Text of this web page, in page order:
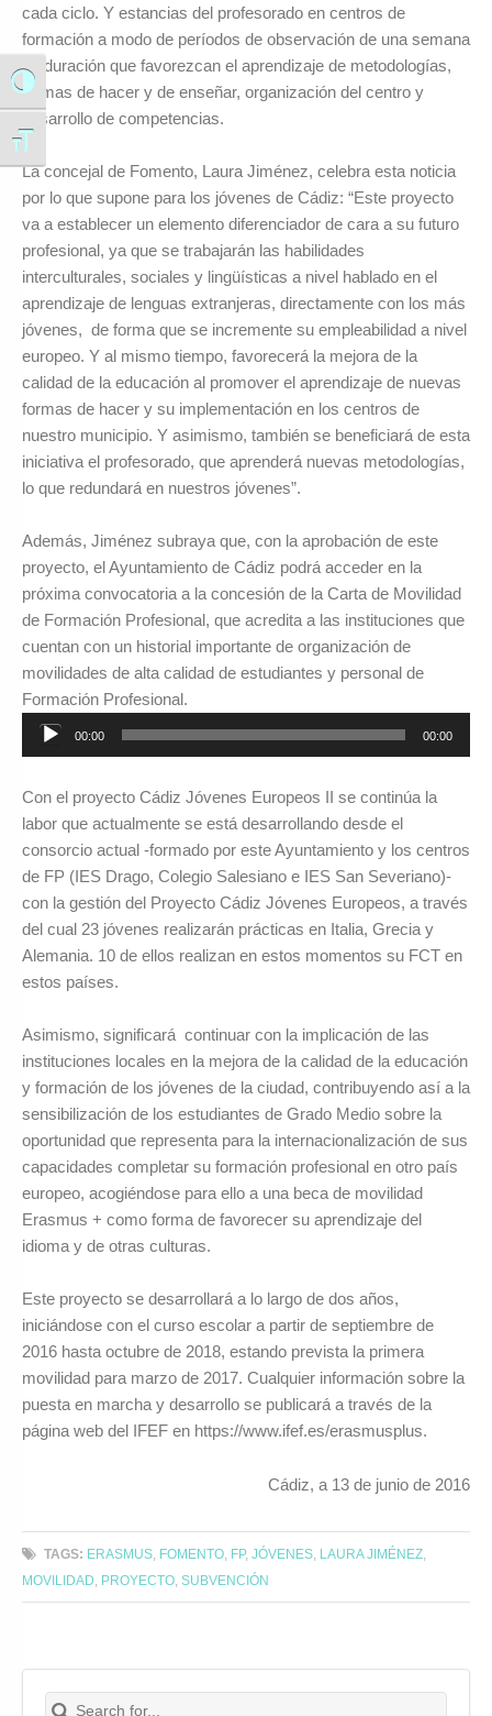
Alternar alto contraste
Alternar tamaño de letra
cada ciclo. Y estancias del profesorado en centros de
formación a modo de períodos de observación de una semana
de duración que favorezcan el aprendizaje de metodologías,
formas de hacer y de enseñar, organización del centro y
desarrollo de competencias.
La concejal de Fomento, Laura Jiménez, celebra esta noticia
por lo que supone para los jóvenes de Cádiz: “Este proyecto
va a establecer un elemento diferenciador de cara a su futuro
profesional, ya que se trabajarán las habilidades
interculturales, sociales y lingüísticas a nivel hablado en el
aprendizaje de lenguas extranjeras, directamente con los más
jóvenes, de forma que se incremente su empleabilidad a nivel
europeo. Y al mismo tiempo, favorecerá la mejora de la
calidad de la educación al promover el aprendizaje de nuevas
formas de hacer y su implementación en los centros de
nuestro municipio. Y asimismo, también se beneficiará de esta
iniciativa el profesorado, que aprenderá nuevas metodologías,
lo que redundará en nuestros jóvenes”.
Además, Jiménez subraya que, con la aprobación de este
proyecto, el Ayuntamiento de Cádiz podrá acceder en la
próxima convocatoria a la concesión de la Carta de Movilidad
de Formación Profesional, que acredita a las instituciones que
cuentan con un historial importante de organización de
movilidades de alta calidad de estudiantes y personal de
Formación Profesional.
Reproductor
00:00 00:00
Con el proyecto Cádiz Jóvenes Europeos II se continúa la
labor que actualmente se está desarrollando desde el
consorcio actual -formado por este Ayuntamiento y los centros
de FP (IES Drago, Colegio Salesiano e IES San Severiano)-
con la gestión del Proyecto Cádiz Jóvenes Europeos, a través
del cual 23 jóvenes realizarán prácticas en Italia, Grecia y
Alemania. 10 de ellos realizan en estos momentos su FCT en
estos países.
Asimismo, significará continuar con la implicación de las
instituciones locales en la mejora de la calidad de la educación
y formación de los jóvenes de la ciudad, contribuyendo así a la
sensibilización de los estudiantes de Grado Medio sobre la
oportunidad que representa para la internacionalización de sus
capacidades completar su formación profesional en otro país
europeo, acogiéndose para ello a una beca de movilidad
Erasmus + como forma de favorecer su aprendizaje del
idioma y de otras culturas.
Este proyecto se desarrollará a lo largo de dos años,
iniciándose con el curso escolar a partir de septiembre de
2016 hasta octubre de 2018, estando prevista la primera
movilidad para marzo de 2017. Cualquier información sobre la
puesta en marcha y desarrollo se publicará a través de la
página web del IFEF en https://www.ifef.es/erasmusplus.
Cádiz, a 13 de junio de 2016
TAGS: ERASMUS FOMENTO FP, JÓVENES LAURA JIMÉNEZ
MOVILIDAD
PROYECTO SUBVENCIÓN
Search for:
Buscar